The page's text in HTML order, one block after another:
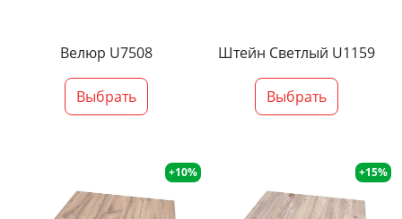
Велюр U7508
Выбрать
Штейн Светлый U1159
Выбрать
+10% +15%